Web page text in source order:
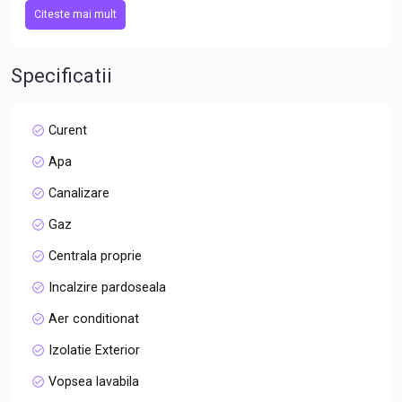
Disponibilitate & conditii:
- Disponibil imediat
- Contract minim 1 an
Suprafete:
- Balcon: 8 mp
- Etaj: 1/ 3
Compartimentare:
- Hol de acces
- Bucatarie semideschisa
- Dormitor
Dotari:
Citeste mai mult
Specificatii
Curent
Apa
Canalizare
Gaz
Centrala proprie
Incalzire pardoseala
Aer conditionat
Izolatie Exterior
Vopsea lavabila